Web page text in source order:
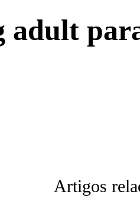
adult
Artigos